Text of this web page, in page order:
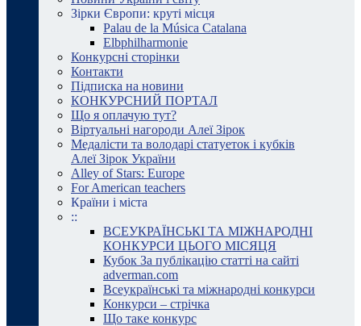
Зірки Європи: круті місця
Palau de la Música Catalana
Elbphilharmonie
Конкурсні сторінки
Контакти
Підписка на новини
КОНКУРСНИЙ ПОРТАЛ
Що я оплачую тут?
Віртуальні нагороди Алеї Зірок
Медалісти та володарі статуеток і кубків
Алеї Зірок України
Alley of Stars: Europe
For American teachers
Країни і міста
::
ВСЕУКРАЇНСЬКІ ТА МІЖНАРОДНІ
КОНКУРСИ ЦЬОГО МІСЯЦЯ
Кубок За публікацію статті на сайті
adverman.com
Всеукраїнські та міжнародні конкурси
Конкурси – стрічка
Що таке конкурс